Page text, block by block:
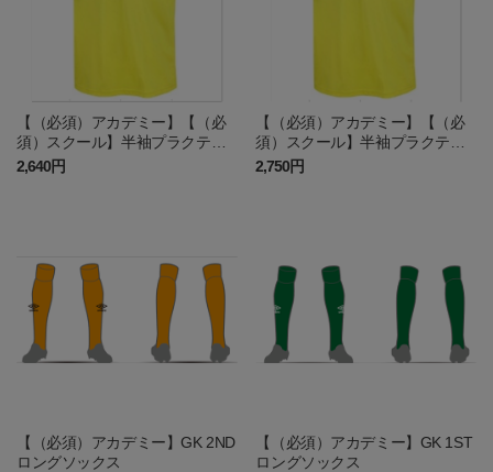
【（必須）アカデミー】【（必
須）スクール】半袖プラクティ
スシャツ JR
2,640円
【（必須）アカデミー】【（必
須）スクール】半袖プラクティ
スシャツ
2,750円
【（必須）アカデミー】GK 2ND
ロングソックス
【（必須）アカデミー】GK 1ST
ロングソックス